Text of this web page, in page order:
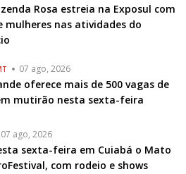
Rosa estreia na Exposul com
mulheres nas atividades do
07 ago, 2026
oferece mais de 500 vagas de
mutirão nesta sexta-feira
07 ago, 2026
sexta-feira em Cuiabá o Mato
com rodeio e shows